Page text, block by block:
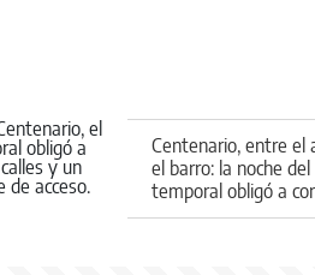
Centenario, entre el
el barro: la noche del
temporal obligó a
calles y un puente de